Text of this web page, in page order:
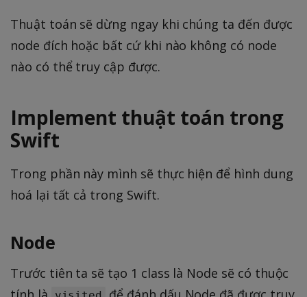
Thuật toán sẽ dừng ngay khi chúng ta đến được
node đích hoặc bất cứ khi nào không có node
nào có thể truy cập được.
Implement thuật toán trong
Swift
Trong phần này mình sẽ thực hiện để hình dung
hoá lại tất cả trong Swift.
Node
Trước tiên ta sẽ tạo 1 class là Node sẽ có thuộc